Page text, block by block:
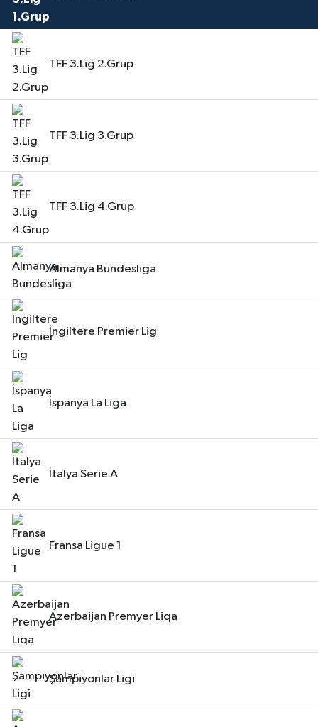
TFF 3.Lig 2.Grup
TFF 3.Lig 3.Grup
TFF 3.Lig 4.Grup
Almanya Bundesliga
İngiltere Premier Lig
İspanya La Liga
İtalya Serie A
Fransa Ligue 1
Azerbaijan Premyer Liqa
Şampiyonlar Ligi